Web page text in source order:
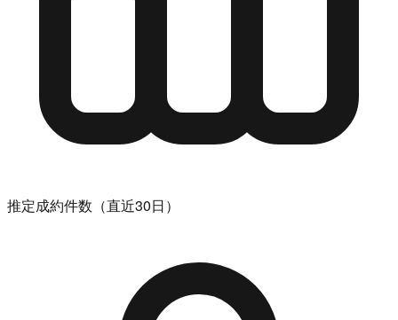
推定成約件数（直近30日）